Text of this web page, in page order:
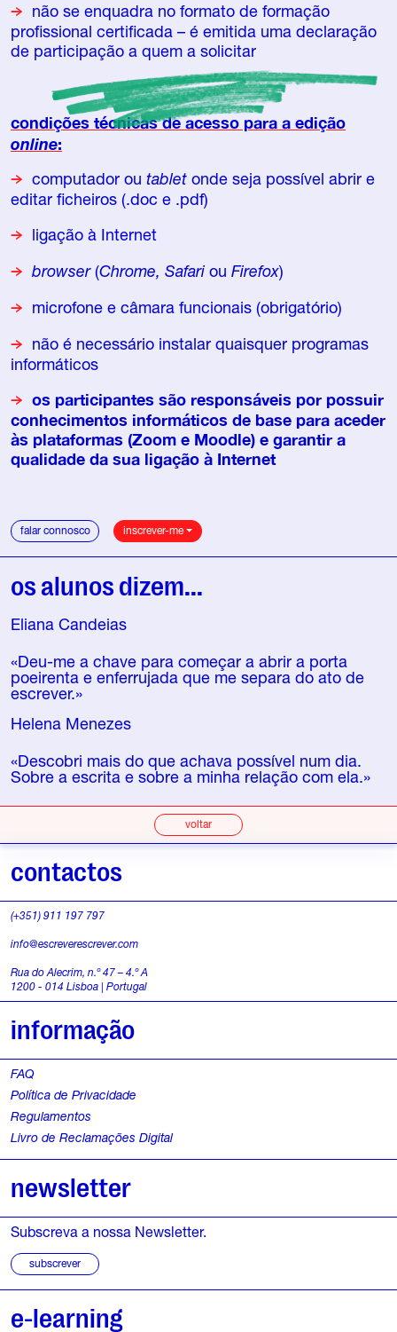
não se enquadra no formato de formação
profissional certificada – é emitida uma declaração
de participação a quem a solicitar
condições técnicas de acesso para a edição
online:
computador ou tablet onde seja possível abrir e
editar ficheiros (.doc e .pdf)
ligação à Internet
browser(Chrome, Safari ou Firefox)
microfone e câmara funcionais (obrigatório)
não é necessário instalar quaisquer programas
informáticos
os participantes são responsáveis por possuir
conhecimentos informáticos de base para aceder
às plataformas (Zoom e Moodle) e garantir a
qualidade da sua ligação à Internet
falar connosco inscrever-me
os alunos dizem...
Eliana Candeias
«Deu-me a chave para começar a abrir a porta
poeirenta e enferrujada que me separa do ato de
escrever.»
Helena Menezes
«Descobri mais do que achava possível num dia.
Sobre a escrita e sobre a minha relação com ela.»
voltar
contactos
(+351) 911 197 797
info@escreverescrever.com
Rua do Alecrim, n.º 47 – 4.º A
1200 - 014 Lisboa | Portugal
informação
FAQ
Política de Privacidade
Regulamentos
Livro de Reclamações Digital
newsletter
Subscreva a nossa Newsletter.
subscrever
e-learning